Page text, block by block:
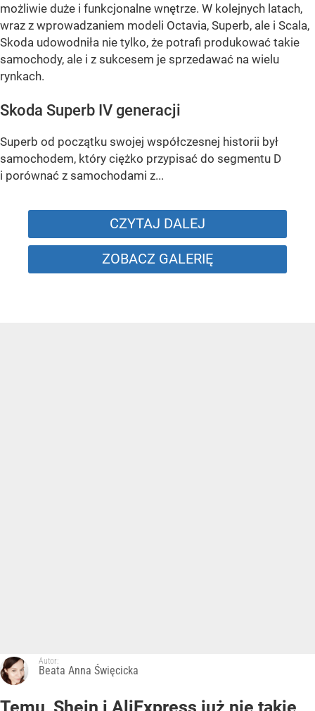
możliwie duże i funkcjonalne wnętrze. W kolejnych latach,
wraz z wprowadzaniem modeli Octavia, Superb, ale i Scala,
Skoda udowodniła nie tylko, że potrafi produkować takie
samochody, ale i z sukcesem je sprzedawać na wielu
rynkach.
Skoda Superb IV generacji
Superb od początku swojej współczesnej historii był
samochodem, który ciężko przypisać do segmentu D
i porównać z samochodami z...
CZYTAJ DALEJ
ZOBACZ GALERIĘ
Autor:
Beata Anna Święcicka